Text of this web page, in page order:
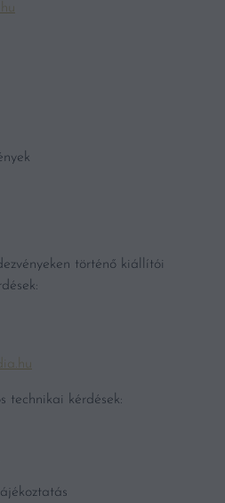
történő kiállítói
technikai kérdések: